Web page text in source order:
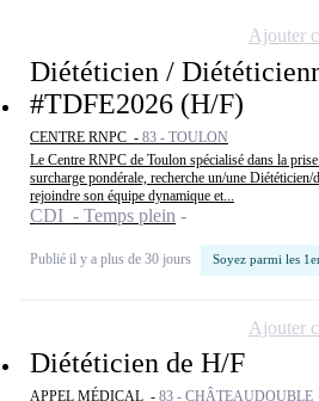
Diététicien /
#TDFE2026 (H/F)
CENTRE RNPC - 83 - TOULON
Le Centre RNPC de Toulon spécialisé dans la
surcharge pondérale, recherche un/une
rejoindre son équipe dynamique et...
CDI - Temps plein
Publié il y a plus de 30 jours Soyez parmi les
Ajouter
Diététicien de H/F
APPEL MÉDICAL - 83 - CHÂTEAUDOUBLE
Ajouter